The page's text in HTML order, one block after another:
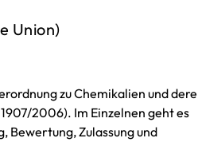
Union)
zu Chemikalien und
2006). Im Einzelnen geht es
Bewertung, Zulassung und